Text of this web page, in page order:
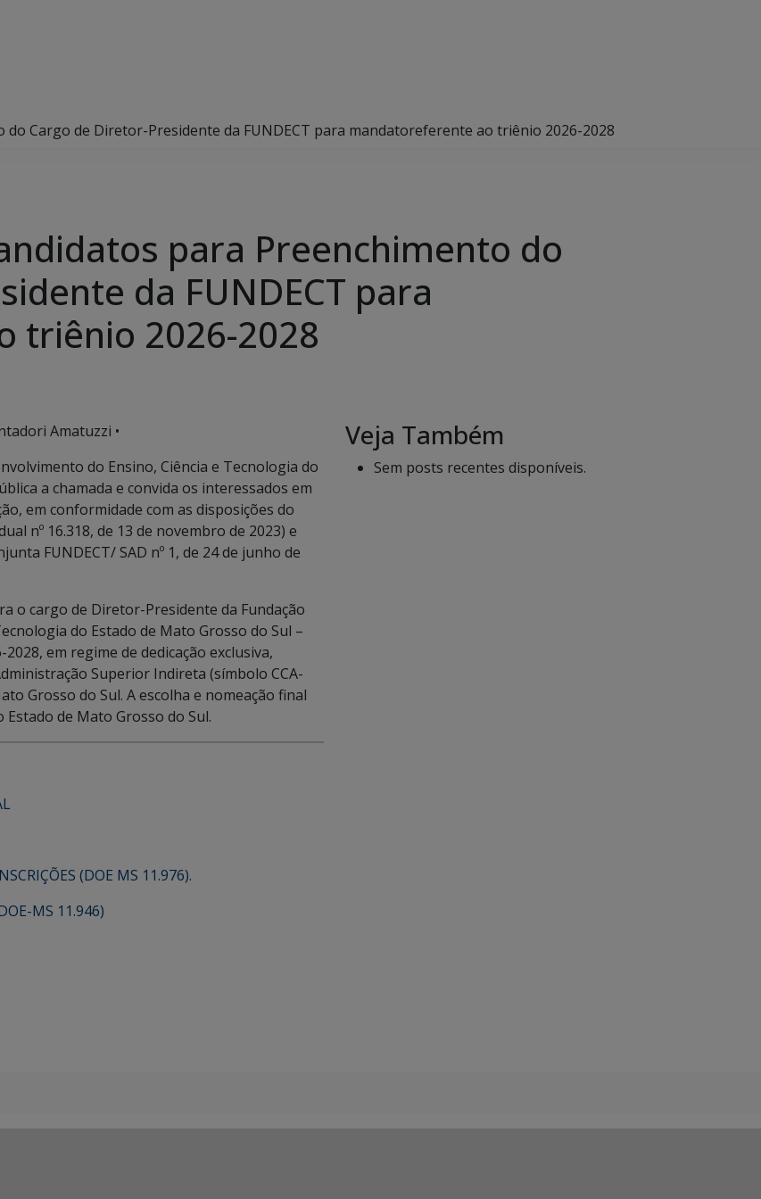
do Cargo de Diretor-Presidente da FUNDECT para mandatoreferente ao triênio 2026-2028
para Preenchimento do
da FUNDECT para
triênio 2026-2028
Amatuzzi •
do Ensino, Ciência e Tecnologia do
a chamada e convida os interessados em
em conformidade com as disposições do
nº 16.318, de 13 de novembro de 2023) e
FUNDECT/ SAD nº 1, de 24 de junho de
o cargo de Diretor-Presidente da Fundação
do Estado de Mato Grosso do Sul –
em regime de dedicação exclusiva,
Superior Indireta (símbolo CCA-
Grosso do Sul. A escolha e nomeação final
de Mato Grosso do Sul.
(DOE MS 11.976).
MS 11.946)
Veja Também
Sem posts recentes disponíveis.